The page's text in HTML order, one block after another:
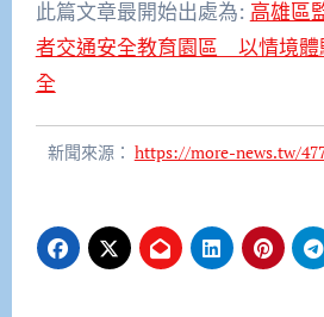
此篇文章最開始出處為: 高雄區
者交通安全教育園區 以情境體
全
新聞來源： https://more-news.tw/